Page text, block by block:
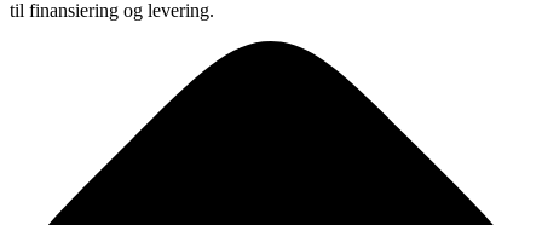
til finansiering og levering.